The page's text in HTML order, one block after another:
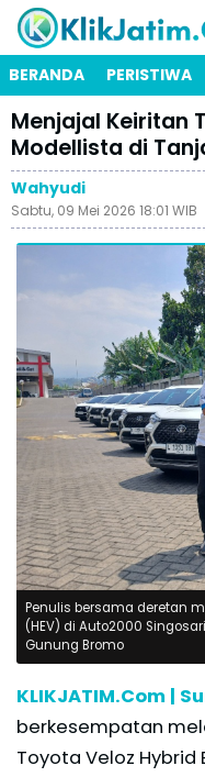
BERANDA PERISTIWA
Menjajal Keiritan
Modellista di
Wahyudi
Sabtu, 09 Mei 2026 18:01 WIB
Penulis bersama deretan
(HEV) di Auto2000
Gunung Bromo
KLIKJATIM.Com |
berkesempatan
Toyota Veloz Hybrid